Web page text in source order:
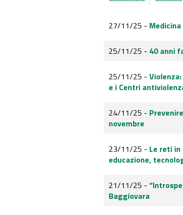
27/11/25 -
25/11/25 - 40 anni
25/11/25 -
e i Centri
24/11/25 -
novembre
23/11/25 - Le reti
educazione,
21/11/25 -
Baggiovara